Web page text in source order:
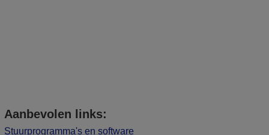
Aanbevolen links:
Stuurprogramma's en software